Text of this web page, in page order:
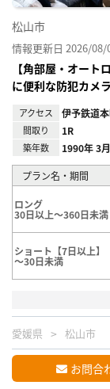
松山市
情報更新日 2026/08/
【角部屋・オー
に便利な防犯カメ
アクセス 伊予鉄道
間取り 1R
築年数 1990年 3
プラン名・期間
ロング
30日以上～360日未満
ショート【7日以上】
～30日未満
愛媛県 松山市
お問合